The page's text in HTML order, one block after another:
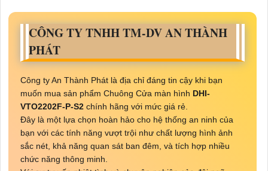
CÔNG TY TNHH TM-DV AN THÀNH
PHÁT
Công ty An Thành Phát là địa chỉ đáng tin cậy khi bạn
muốn mua sản phẩm Chuông Cửa màn hình DHI-
VTO2202F-P-S2 chính hãng với mức giá rẻ.
Đây là một lựa chọn hoàn hảo cho hệ thống an ninh của
bạn với các tính năng vượt trội như chất lượng hình ảnh
sắc nét, khả năng quan sát ban đêm, và tích hợp nhiều
chức năng thông minh.